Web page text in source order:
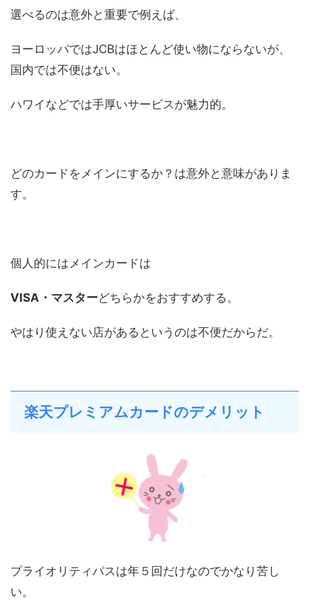
選べるのは意外と重要で例えば、
ヨーロッパではJCBはほとんど使い物にならないが、
国内では不便はない。
ハワイなどでは手厚いサービスが魅力的。
どのカードをメインにするか？は意外と意味がありま
す。
個人的にはメインカードは
VISA・マスターどちらかをおすすめする。
やはり使えない店があるというのは不便だからだ。
楽天プレミアムカードのデメリット
プライオリティパスは年５回だけなのでかなり苦し
い。